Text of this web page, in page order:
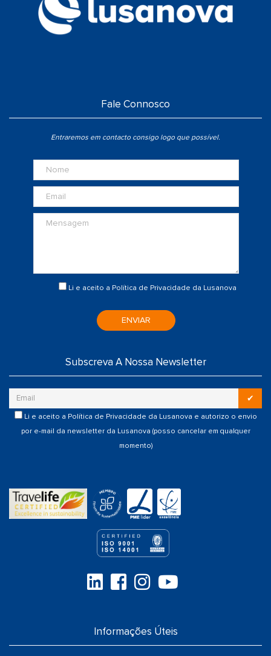
Fale Connosco
Entraremos em contacto consigo logo que possível.
Li e aceito a Política de Privacidade da Lusanova
ENVIAR
Subscreva A Nossa Newsletter
✔
Li e aceito a Política de Privacidade da Lusanova e autorizo o envio
por e-mail da newsletter da Lusanova (posso cancelar em qualquer
momento)
Informações Úteis